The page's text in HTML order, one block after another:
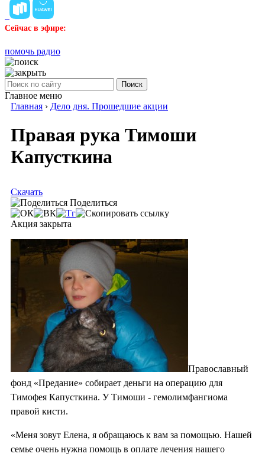
Сейчас в эфире:
помочь радио
Поиск
Главное меню
Главная › Дело дня. Прошедшие акции
Правая рука Тимоши
Капусткина
Скачать
Поделиться
Акция закрыта
Православный
фонд «Предание» собирает деньги на операцию для
Тимофея Капусткина. У Тимоши - гемолимфангиома
правой кисти.
«Меня зовут Елена, я обращаюсь к вам за помощью. Нашей
семье очень нужна помощь в оплате лечения нашего